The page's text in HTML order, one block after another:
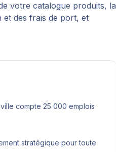
votre catalogue produits, la
et des frais de port, et
compte 25 000 emplois
stratégique pour toute